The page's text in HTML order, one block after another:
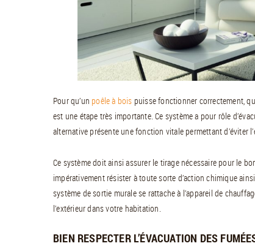
Pour qu’un poêle à bois puisse fonctionner correctement,
est une étape très importante. Ce système a pour rôle
alternative présente une fonction vitale permettant d’éviter
Ce système doit ainsi assurer le tirage nécessaire pour le
impérativement résister à toute sorte d’action chimique
système de sortie murale se rattache à l’appareil de
l’extérieur dans votre habitation.
BIEN RESPECTER L’ÉVACUATION DES